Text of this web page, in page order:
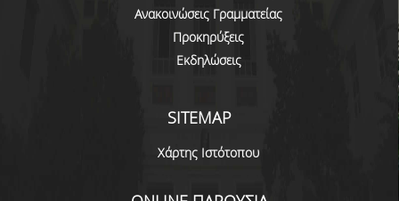
ΟΔΗΓΟΣ ΚΑΙ ΚΑΤΕΥΘΥΝΣΕΙΣ ΣΠΟΥΔΩΝ
ΜΑΘΗΜΑΤΑ ΠΡΟΓΡΑΜΜΑΤΟΣ ΣΠΟΥΔΩΝ
Ανακοινώσεις Γραμματείας
Προκηρύξεις
Εκδηλώσεις
SITEMAP
Χάρτης Ιστότοπου